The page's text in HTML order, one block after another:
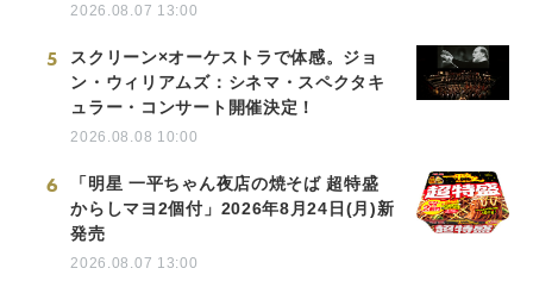
2026.08.07 13:00
5
スクリーン×オーケストラで体感。ジョ
ン・ウィリアムズ：シネマ・スペクタキ
ュラー・コンサート開催決定！
2026.08.08 10:00
6
「明星 一平ちゃん夜店の焼そば 超特盛
からしマヨ2個付」2026年8月24日(月)新
発売
2026.08.07 13:00